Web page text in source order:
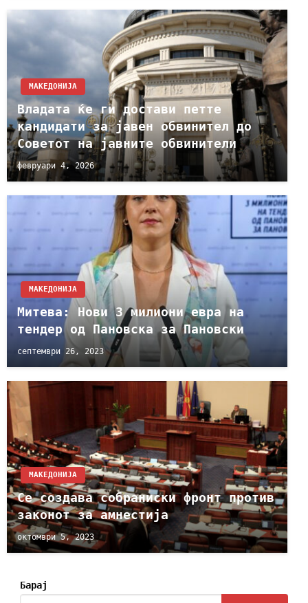
МАКЕДОНИЈА
Владата ќе ги достави петте
кандидати за јавен обвинител до
Советот на јавните обвинители
февруари 4, 2026
МАКЕДОНИЈА
Митева: Нови 3 милиони евра на
тендер од Пановска за Пановски
септември 26, 2023
МАКЕДОНИЈА
Се создава собраниски фронт против
законот за амнестија
октомври 5, 2023
Барај